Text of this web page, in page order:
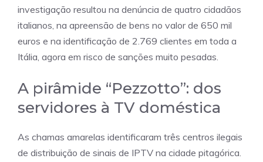
investigação resultou na denúncia de quatro cidadãos
italianos, na apreensão de bens no valor de 650 mil
euros e na identificação de 2.769 clientes em toda a
Itália, agora em risco de sanções muito pesadas.
A pirâmide “Pezzotto”: dos
servidores à TV doméstica
As chamas amarelas identificaram três centros ilegais
de distribuição de sinais de IPTV na cidade pitagórica.